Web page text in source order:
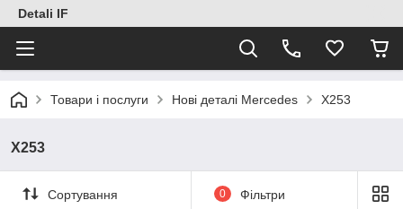
Detali IF
Товари і послуги Нові деталі Mercedes X253
X253
Сортування 0 Фільтри